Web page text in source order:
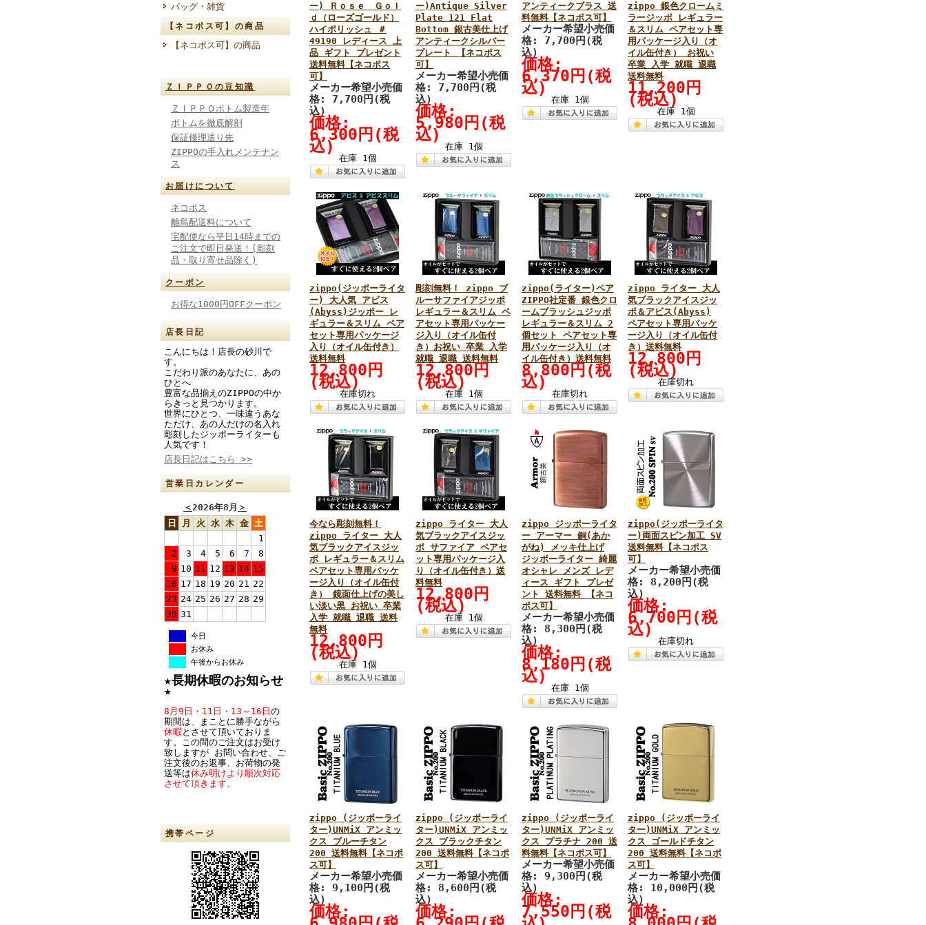
バッグ・雑貨
【ネコポス可】の商品
【ネコポス可】の商品
ＺＩＰＰＯの豆知識
ＺＩＰＰＯボトム製造年
ボトムを徹底解剖
保証修理送り先
ZIPPOの手入れメンテナン
ス
お届けについて
ネコポス
離島配送料について
宅配便なら平日14時までの
ご注文で即日発送！(彫刻
品・取り寄せ品除く)
クーポン
お得な1000円OFFクーポン
店長日記
こんにちは！店長の砂川で
す。
こだわり派のあなたに、あの
ひとへ
豊富な品揃えのZIPPOの中か
らきっと見つかります。
世界にひとつ、一味違うあな
ただけ、あの人だけの名入れ
彫刻したジッポーライターも
人気です！
店長日記はこちら >>
営業日カレンダー
＜ 2026年8月 ＞
日
月 火 水 木 金
土
1
2
3 4 5 6 7
8
9 10 11 12 13 14 15
16 17 18 19 20 21 22
23 24 25 26 27 28 29
30 31
今日
お休み
午後からお休み
★長期休暇のお知らせ
★
8月9日・11日・13～16日 の
期間は
まことに勝手ながら
休暇 とさせて頂いておりま
す。この間のご注文はお受け
致しますが お問い合わせ、ご
注文後のお返事、お荷物の発
送等は休み明けより順次対応
させて頂きます。
携帯ページ
ー) Ｒｏｓｅ Ｇｏｌ
ｄ（ローズゴールド）
ハイポリッシュ ＃
49190 レディース 上
品 ギフト プレゼント
送料無料【ネコポス
可】
メーカー希望小売価
格: 7,700円(税
込)
価格:
6,300円(税
込)
在庫 1個
ー)Antique Silver
Plate 121 Flat
Bottom 銀古美仕上げ
アンティークシルバー
プレート 【ネコポス
可】
メーカー希望小売価
格: 7,700円(税
込)
価格:
5,980円(税
込)
在庫 1個
アンティークブラス 送
料無料【ネコポス可】
メーカー希望小売価
格: 7,700円(税
込)
価格:
6,370円(税
込)
在庫 1個
zippo 銀色クロームミ
ラージッポ レギュラー
＆スリム ペアセット専
用パッケージ入り（オ
イル缶付き） お祝い
卒業 入学 就職 退職
送料無料
11,200円
(税込)
在庫 1個
zippo(ジッポーライタ
ー) 大人気 アビス
(Abyss)ジッポー レ
ギュラー＆スリム ペア
セット専用パッケージ
入り（オイル缶付き）
送料無料
12,800円
(税込)
在庫切れ
彫刻無料！ zippo ブ
ルーサファイアジッポ
レギュラー＆スリム ペ
アセット専用パッケー
ジ入り（オイル缶付
き）お祝い 卒業 入学
就職 退職 送料無料
12,800円
(税込)
在庫 1個
zippo(ライター)ペア
ZIPPO社定番 銀色クロ
ームブラッシュジッポ
レギュラー＆スリム 2
個セット ペアセット専
用パッケージ入り（オ
イル缶付き）送料無料
8,800円(税
込)
在庫切れ
zippo ライター 大人
気ブラックアイスジッ
ポ＆アビス(Abyss)
ペアセット専用パッケ
ージ入り（オイル缶付
き）送料無料
12,800円
(税込)
在庫切れ
今なら彫刻無料！
zippo ライター 大人
気ブラックアイスジッ
ポ レギュラー＆スリム
ペアセット専用パッケ
ージ入り（オイル缶付
き） 鏡面仕上げの美し
い淡い黒 お祝い 卒業
入学 就職 退職 送料
無料
12,800円
(税込)
在庫 1個
zippo ライター 大人
気ブラックアイスジッ
ポ サファイア ペアセ
ット専用パッケージ入
り（オイル缶付き）送
料無料
12,800円
(税込)
在庫 1個
zippo ジッポーライタ
ー アーマー 銅(あか
がね) メッキ仕上げ
ジッポーライター 綺麗
オシャレ メンズ レデ
ィース ギフト プレゼ
ント 送料無料 【ネコ
ポス可】
メーカー希望小売価
格: 8,300円(税
込)
価格:
8,180円(税
込)
在庫 1個
zippo(ジッポーライタ
ー)両面スピン加工 SV
送料無料【ネコポス
可】
メーカー希望小売価
格: 8,200円(税
込)
価格:
6,700円(税
込)
在庫切れ
zippo (ジッポーライ
ター)UNMiX アンミッ
クス ブルーチタン
200 送料無料【ネコポ
ス可】
メーカー希望小売価
格: 9,100円(税
込)
価格:
zippo (ジッポーライ
ター)UNMiX アンミッ
クス ブラックチタン
200 送料無料【ネコポ
ス可】
メーカー希望小売価
格: 8,600円(税
込)
価格:
zippo (ジッポーライ
ター)UNMiX アンミッ
クス プラチナ 200 送
料無料【ネコポス可】
メーカー希望小売価
格: 9,300円(税
込)
価格:
7,550円(税
zippo (ジッポーライ
ター)UNMiX アンミッ
クス ゴールドチタン
200 送料無料【ネコポ
ス可】
メーカー希望小売価
格: 10,000円(税
込)
価格: